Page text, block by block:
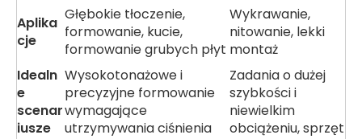
Aplika
cje
Głębokie tłoczenie,
formowanie, kucie,
formowanie grubych płyt
Wykrawanie,
nitowanie, lekki
montaż
Idealn
e
scenar
iusze
Wysokotonażowe i
precyzyjne formowanie
wymagające
utrzymywania ciśnienia
Zadania o dużej
szybkości i
niewielkim
obciążeniu, sprzęt